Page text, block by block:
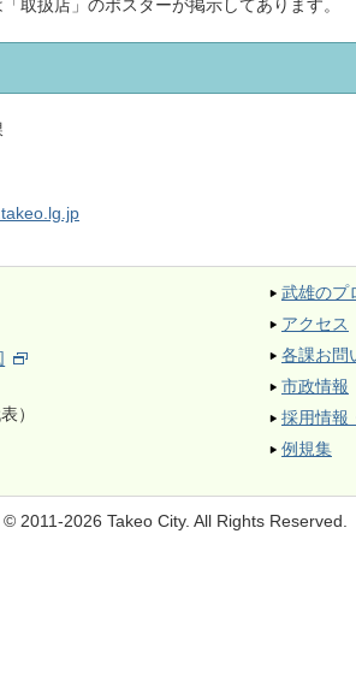
取扱店」のポスターが掲示してあります。
）
武雄のプ
アクセス
各課お問
市政情報
採用情報
例規集
2011-2026 Takeo City. All Rights Reserved.